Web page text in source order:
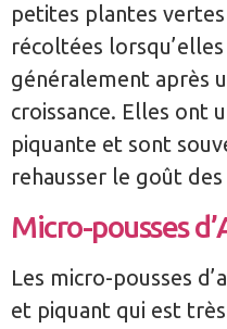
petites plantes
récoltées
généralement après
croissance. Elles ont
piquante et sont
rehausser le goût
Micro-pousses
Les micro-pousses
et piquant qui est